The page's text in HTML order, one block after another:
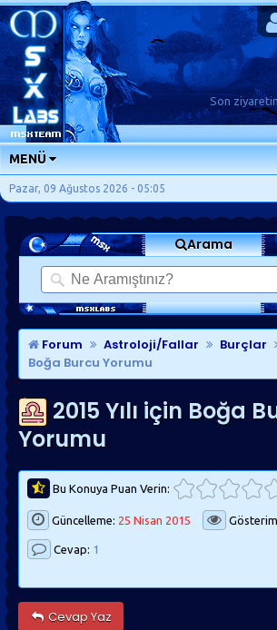
Son
MENÜ
ANA SAYFA
FORUMLAR
SORU-CEVAP
GÜNLÜKLER
SON MESAJLAR
KISAYOLLAR
Pazar, 09 Ağustos 2026 - 05:05
Arama
Forum Astroloji/Fallar Burçlar
Boğa Burcu Yorumu
2015 Yılı için Boğa
Yorumu
Bu Konuya Puan Verin:
Güncelleme: 25 Nisan 2015
Cevap: 1
Cevap Yaz